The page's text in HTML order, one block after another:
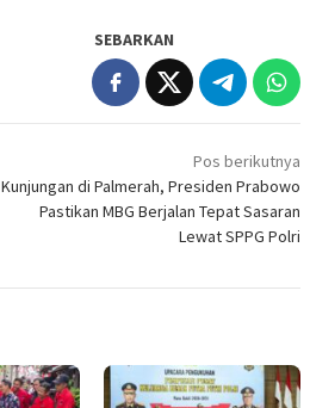
SEBARKAN
Pos berikutnya
Kunjungan di Palmerah, Presiden Prabowo
Pastikan MBG Berjalan Tepat Sasaran
Lewat SPPG Polri